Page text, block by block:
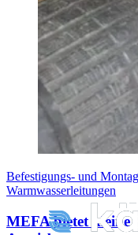
Befestigungs- und
Warmwasserleitungen
MEFA bietet kleine